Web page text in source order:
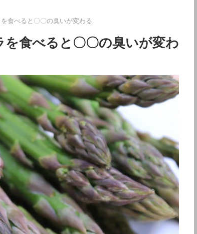
食べると〇〇の臭いが変わる
食べると〇〇の臭いが変わ